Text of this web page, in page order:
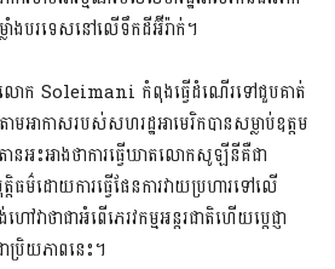
លាំងបរទេសនៅលើទឹកដីអ៊ីរ៉ាក់។
Soleimani កំពុងធ្វើដំណើរទៅជួបគាត់
មអាកាសរបស់សហរដ្ឋអាមេរិកបានសម្លាប់ឧត្តម
អះអាងថាការធ្វើឃាតលោកសូឡីនីគឺជា
ធម៌ដោយការធ្វើផែនការវាយប្រហារទៅលើ
វាថាជាអំពើភេរវកម្មអន្តរជាតិហើយប្តេជ្ញា
ប្រិយភាពនេះ។